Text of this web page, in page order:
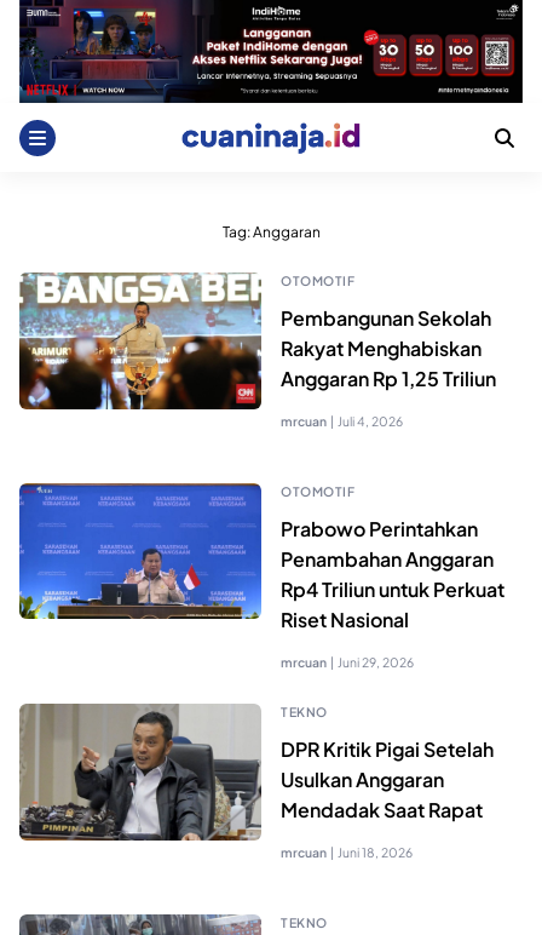
Skip
content
Tag:Anggaran
OTOMOTIF
Pembangunan Sekolah
Rakyat Menghabiskan
Anggaran Rp 1,25 Triliun
mrcuan | Juli 4, 2026
OTOMOTIF
Prabowo Perintahkan
Penambahan Anggaran
Rp4 Triliun untuk Perkuat
Riset Nasional
mrcuan | Juni 29, 2026
TEKNO
DPR Kritik Pigai Setelah
Usulkan Anggaran
Mendadak Saat Rapat
mrcuan | Juni 18, 2026
TEKNO